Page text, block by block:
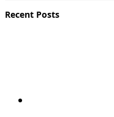
Recent Posts